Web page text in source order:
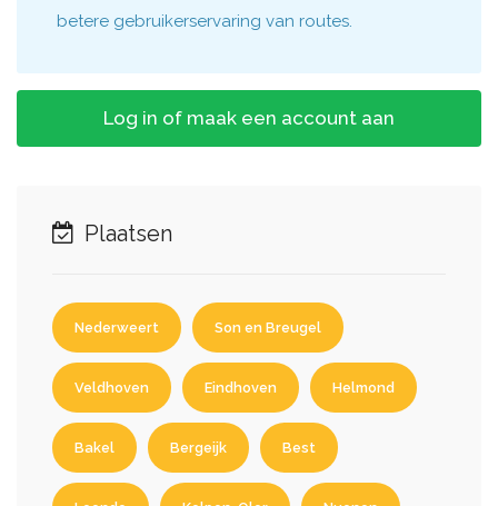
betere gebruikerservaring van routes.
Log in of maak een account aan
Plaatsen
Nederweert Son en Breugel
Veldhoven Eindhoven Helmond
Bakel Bergeijk Best